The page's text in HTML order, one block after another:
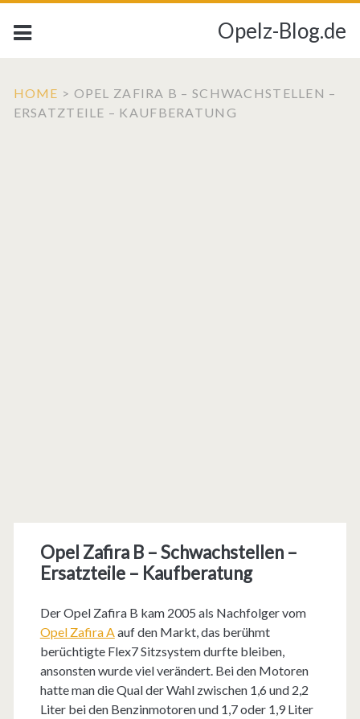
Opelz-Blog.de
HOME > OPEL ZAFIRA B – SCHWACHSTELLEN –
ERSATZTEILE – KAUFBERATUNG
Opel Zafira B – Schwachstellen –
Ersatzteile – Kaufberatung
Der Opel Zafira B kam 2005 als Nachfolger vom
Opel Zafira Aauf den Markt, das berühmt
berüchtigte Flex7 Sitzsystem durfte bleiben,
ansonsten wurde viel verändert. Bei den Motoren
hatte man die Qual der Wahl zwischen 1,6 und 2,2
Liter bei den Benzinmotoren und 1,7 oder 1,9 Liter